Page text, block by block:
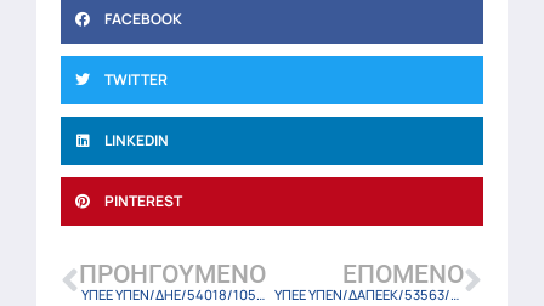
FACEBOOK
TWITTER
LINKEDIN
PINTEREST
ΠΡΟΗΓΟΎΜΕΝΟ
ΥΠΕΕ ΥΠΕΝ/ΔΗΕ/54018/1055/23 (ΦΕΚ-3330 Β/19-5-23)
ΕΠΌΜΕΝΟ
ΥΠΕΕ ΥΠΕΝ/ΔΑΠΕΕΚ/53563/1556/23 (ΦΕΚ-3328 Β/19-5-23)